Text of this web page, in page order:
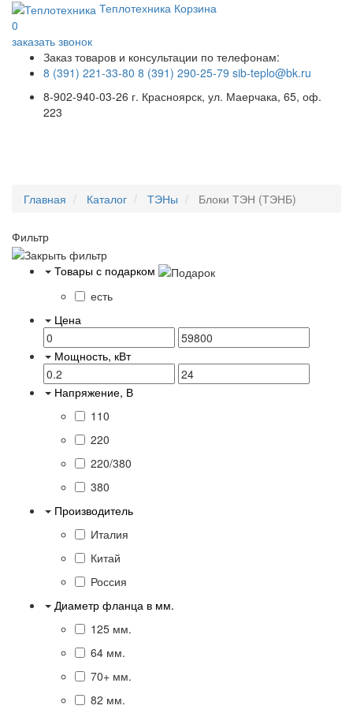
Теплотехника Корзина
0
заказать звонок
Заказ товаров и консультации по телефонам:
8 (391) 221-33-80 8 (391) 290-25-79 sib-teplo@bk.ru
8-902-940-03-26 г. Красноярск, ул. Маерчака, 65, оф.
223
Главная Каталог ТЭНы Блоки ТЭН (ТЭНБ)
Фильтр
Товары с подарком
есть
Цена
Мощность, кВт
Напряжение, В
110
220
220/380
380
Производитель
Италия
Китай
Россия
Диаметр фланца в мм.
125 мм.
64 мм.
70+ мм.
82 мм.